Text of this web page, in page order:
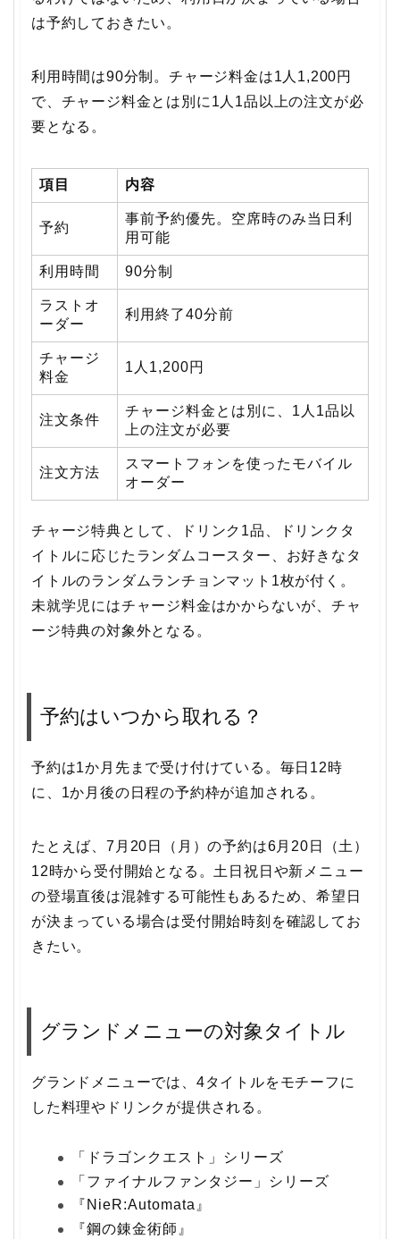
は予約しておきたい。
利用時間は90分制。チャージ料金は1人1,200円
で、チャージ料金とは別に1人1品以上の注文が必
要となる。
項目 内容
予約
事前予約優先。空席時のみ当日利
用可能
利用時間 90分制
ラストオ
ーダー
利用終了40分前
チャージ
料金
1人1,200円
注文条件
チャージ料金とは別に、1人1品以
上の注文が必要
注文方法
スマートフォンを使ったモバイル
オーダー
チャージ特典として、ドリンク1品、ドリンクタ
イトルに応じたランダムコースター、お好きなタ
イトルのランダムランチョンマット1枚が付く。
未就学児にはチャージ料金はかからないが、チャ
ージ特典の対象外となる。
予約はいつから取れる？
予約は1か月先まで受け付けている。毎日12時
に、1か月後の日程の予約枠が追加される。
たとえば、7月20日（月）の予約は6月20日（土）
12時から受付開始となる。土日祝日や新メニュー
の登場直後は混雑する可能性もあるため、希望日
が決まっている場合は受付開始時刻を確認してお
きたい。
グランドメニューの対象タイトル
グランドメニューでは、4タイトルをモチーフに
した料理やドリンクが提供される。
「ドラゴンクエスト」シリーズ
「ファイナルファンタジー」シリーズ
『NieR:Automata』
『鋼の錬金術師』